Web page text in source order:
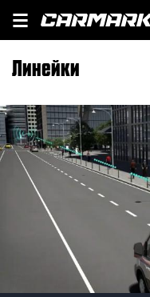
линейки